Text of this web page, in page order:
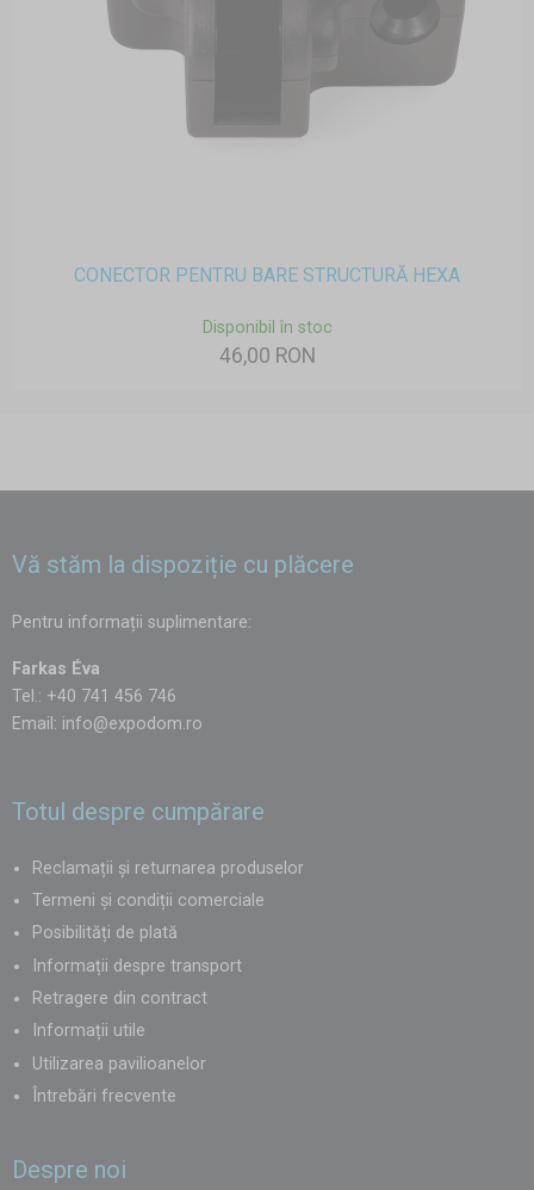
CONECTOR PENTRU BARE STRUCTURĂ HEXA
Disponibil în stoc
46,00 RON
Vă stăm la dispoziție cu plăcere
Pentru informații suplimentare:
Farkas Éva
Tel.: +40 741 456 746
Email: info@expodom.ro
Totul despre cumpărare
Reclamații și returnarea produselor
Termeni și condiții comerciale
Posibilități de plată
Informații despre transport
Retragere din contract
Informații utile
Utilizarea pavilioanelor
Întrebări frecvente
Despre noi